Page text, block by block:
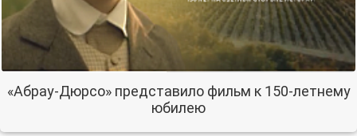
«Абрау-Дюрсо» представило фильм к 150-летнему
юбилею